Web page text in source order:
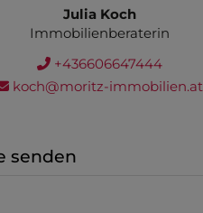
Julia Koch
Immobilienberaterin
+436606647444
koch@moritz-immobilien.at
senden